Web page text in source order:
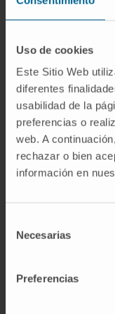
Uso de cookies
Este Sitio Web
diferentes
usabilidad de la
preferencias o
web. A
rechazar o bien
información en
Necesarias
Preferencias
habiendo varios
Sin embargo, el
Terapia Génica
resistido a este
actividad
tratamientos a
Además, elDr.
prometedores”,
técnicas de
solicitar